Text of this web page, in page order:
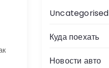
Uncategorised
Куда поехать
Новости авто